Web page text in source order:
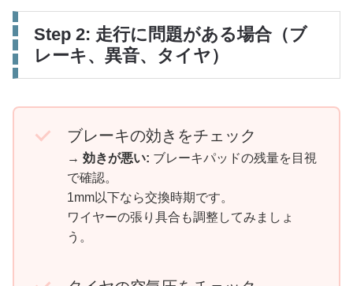
Step 2: 走行に問題がある場合（ブ
レーキ、異音、タイヤ）
ブレーキの効きをチェック
→効きが悪い: ブレーキパッドの残量を目視
で確認。
1mm以下なら交換時期です。
ワイヤーの張り具合も調整してみましょ
う。